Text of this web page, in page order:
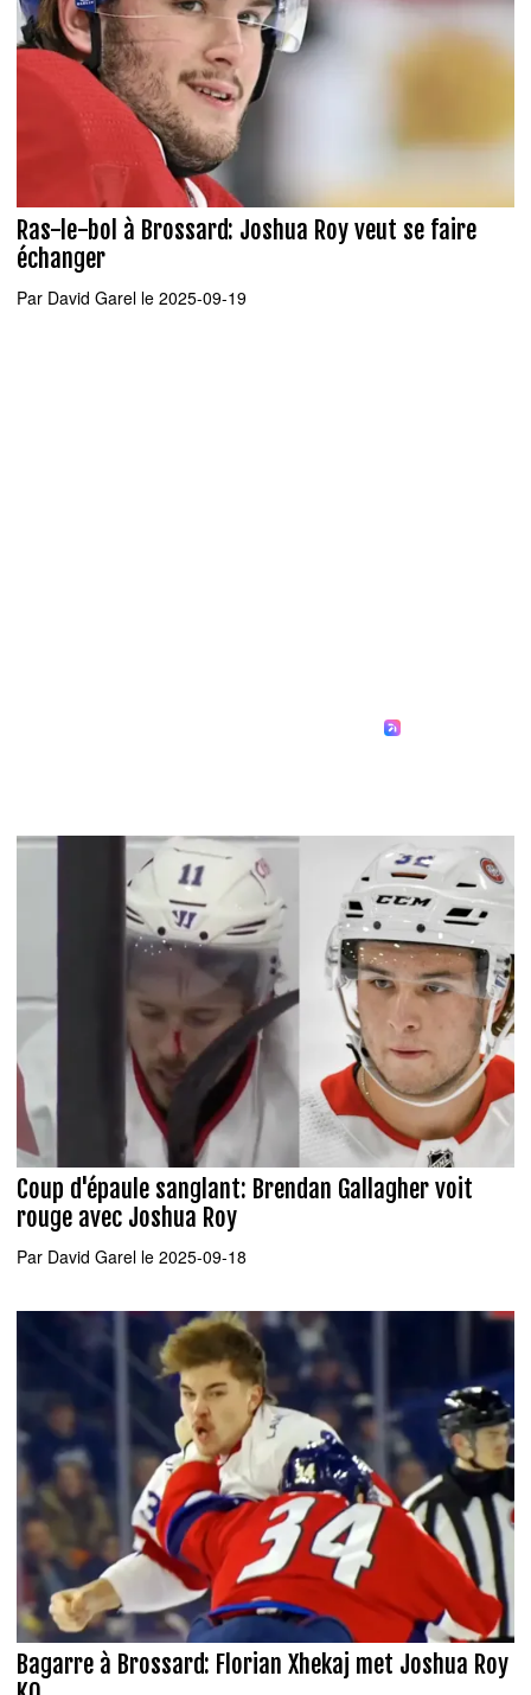
Ras-le-bol à Brossard: Joshua Roy veut se faire
échanger
Par David Garel le 2025-09-19
Coup d'épaule sanglant: Brendan Gallagher voit
rouge avec Joshua Roy
Par David Garel le 2025-09-18
Bagarre à Brossard: Florian Xhekaj met Joshua Roy